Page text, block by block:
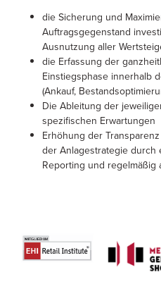
die Sicherung und
Auftragsgegenstand
Ausnutzung aller
die Erfassung der
Einstiegsphase innerhalb
(Ankauf,
Die Ableitung der
spezifischen Erwartungen
Erhöhung der
der Anlagestrategie durch
Reporting und regelmäßig